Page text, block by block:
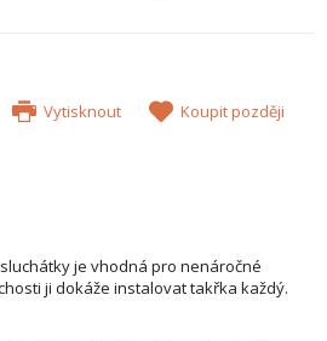
Vytisknout Koupit později
je vhodná pro nenáročné
ji dokáže instalovat takřka každý.